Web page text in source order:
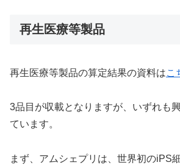
再生医療等製品
再生医療等製品の算定結果の資料はこ
3品目が収載となりますが、いずれも
ています。
まず、アムシェプリは、世界初のiPS